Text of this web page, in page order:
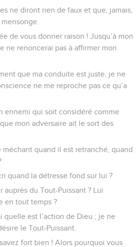
ne diront rien de faux et que, jamais,
de vous donner raison ! Jusqu’à mon
ne renoncerai pas à affirmer mon
que ma conduite est juste, je ne
ne me reproche pas ce qu’a
ennemi qui soit considéré comme
mon adversaire ait le sort des
méchant quand il est retranché, quand
quand la détresse fond sur lui ?
auprès du Tout-Puissant ? Lui
en tout temps ?
quelle est l’action de Dieu ; je ne
le Tout-Puissant.
fort bien ! Alors pourquoi vous